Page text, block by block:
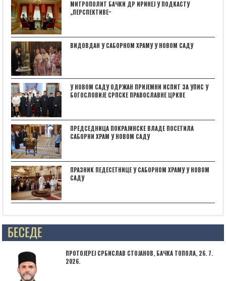
МИТРОПОЛИТ БАЧКИ ДР ИРИНЕЈ У ПОДКАСТУ
„ПЕРСПЕКТИВЕˮ
ВИДОВДАН У САБОРНОМ ХРАМУ У НОВОМ САДУ
У НОВОМ САДУ ОДРЖАН ПРИЈЕМНИ ИСПИТ ЗА УПИС У
БОГОСЛОВИЈЕ СРПСКЕ ПРАВОСЛАВНЕ ЦРКВЕ
ПРЕДСЕДНИЦА ПОКРАЈИНСКЕ ВЛАДЕ ПОСЕТИЛА
САБОРНИ ХРАМ У НОВОМ САДУ
ПРАЗНИК ПЕДЕСЕТНИЦЕ У САБОРНОМ ХРАМУ У НОВОМ
САДУ
Posts not found
ПРОТОЈЕРЕЈ СРБИСЛАВ СТОЈАНОВ, БАЧКА ТОПОЛА, 26. 7.
2026.